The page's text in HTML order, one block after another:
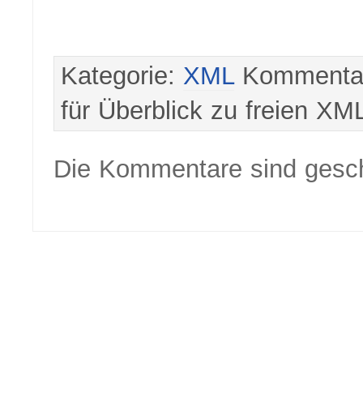
Kategorie: XML
für Überblick zu freien
Die Kommentare sind